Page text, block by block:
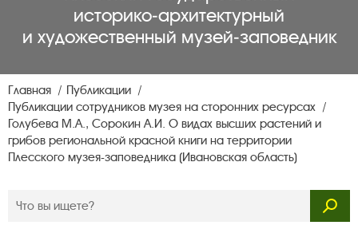
историко‑архитектурный
и художественный музей‑заповедник
Главная
Публикации
Публикации сотрудников музея на сторонних ресурсах
Голубева М.А., Сорокин А.И. О видах высших растений и
грибов региональной красной книги на территории
Плесского музея-заповедника (Ивановская область)